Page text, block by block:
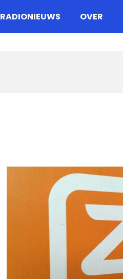
RADIONIEUWS OVER